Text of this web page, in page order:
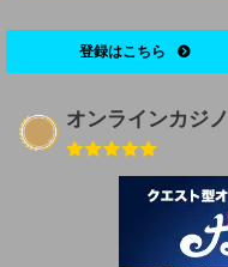
登録はこちら
オンラインカジ